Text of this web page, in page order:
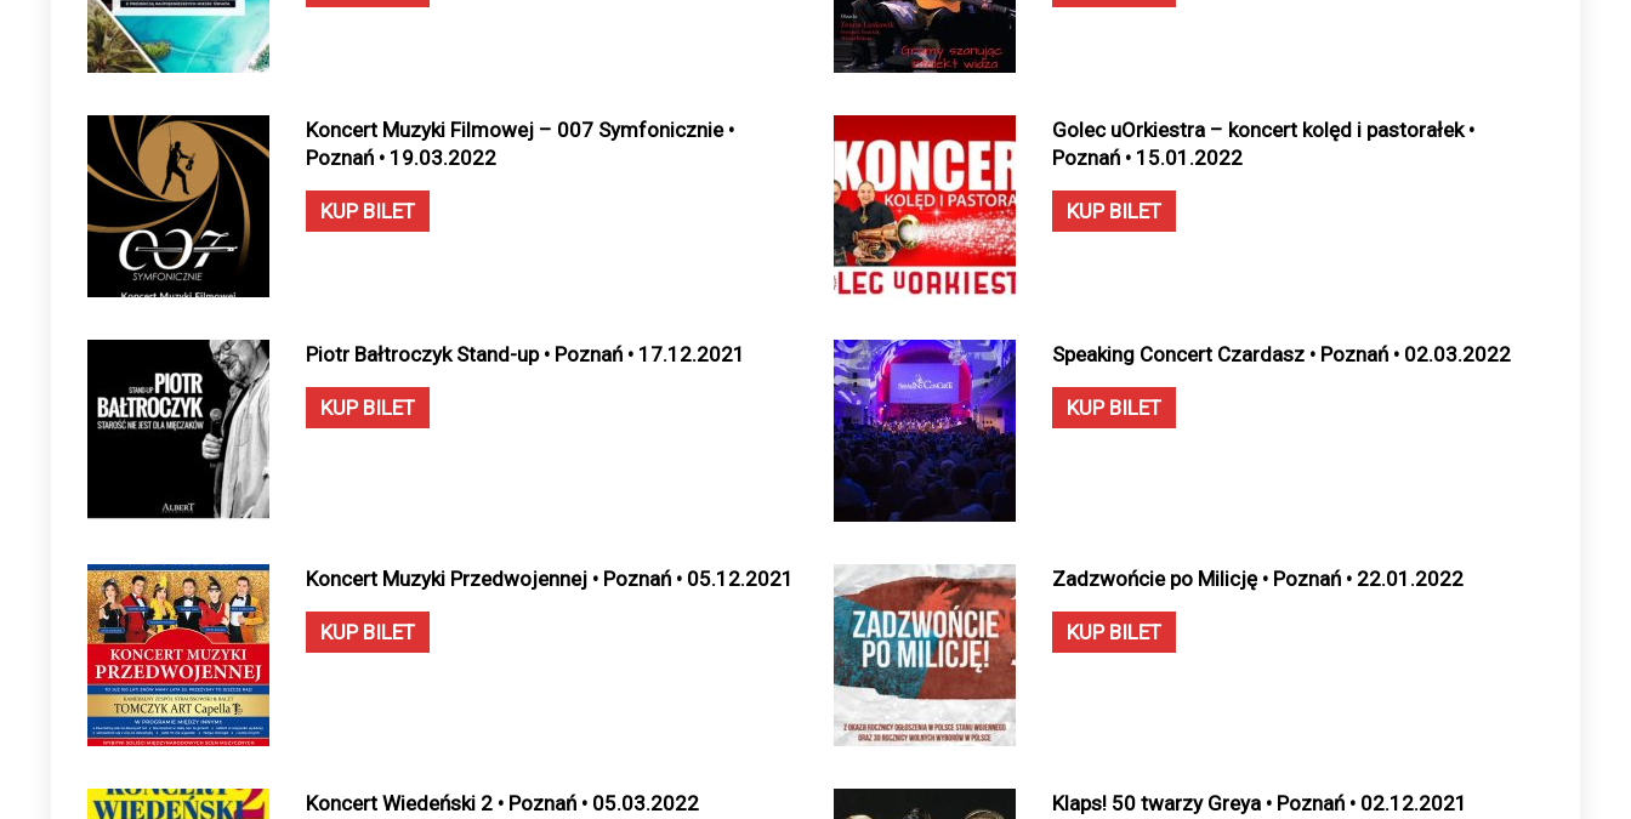
Koncert Muzyki Filmowej – 007 Symfonicznie •
Poznań • 19.03.2022
KUP BILET
Golec uOrkiestra – koncert kolęd i pastorałek •
Poznań • 15.01.2022
KUP BILET
Piotr Bałtroczyk Stand-up • Poznań • 17.12.2021
KUP BILET
Speaking Concert Czardasz • Poznań • 02.03.2022
KUP BILET
Koncert Muzyki Przedwojennej • Poznań • 05.12.2021
KUP BILET
Zadzwońcie po Milicję • Poznań • 22.01.2022
KUP BILET
Koncert Wiedeński 2 • Poznań • 05.03.2022 Klaps! 50 twarzy Greya • Poznań • 02.12.2021